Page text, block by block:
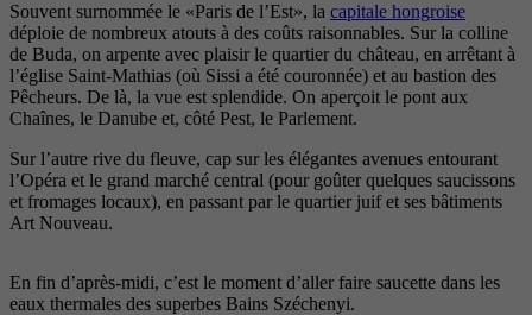
Souvent surnommée le «Paris de l’Est», la capitale hongroise
déploie de nombreux atouts à des coûts raisonnables. Sur la colline
de Buda, on arpente avec plaisir le quartier du château, en arrêtant à
l’église Saint-Mathias (où Sissi a été couronnée) et au bastion des
Pêcheurs. De là, la vue est splendide. On aperçoit le pont aux
Chaînes, le Danube et, côté Pest, le Parlement.
Sur l’autre rive du fleuve, cap sur les élégantes avenues entourant
l’Opéra et le grand marché central (pour goûter quelques saucissons
et fromages locaux), en passant par le quartier juif et ses bâtiments
Art Nouveau.
En fin d’après-midi, c’est le moment d’aller faire saucette dans les
eaux thermales des superbes Bains Széchenyi.